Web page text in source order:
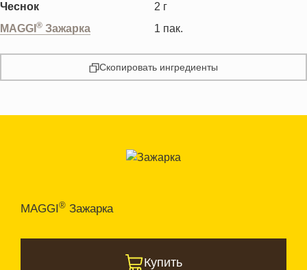
Чеснок
2 г
MAGGI ® Зажарка 1 пак.
Скопировать ингредиенты
MAGGI® Зажарка
Купить